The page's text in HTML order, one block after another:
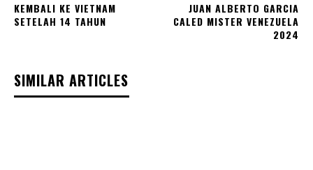
KEMBALI KE VIETNAM
SETELAH 14 TAHUN
JUAN ALBERTO GARCIA
CALED MISTER VENEZUELA
2024
SIMILAR ARTICLES